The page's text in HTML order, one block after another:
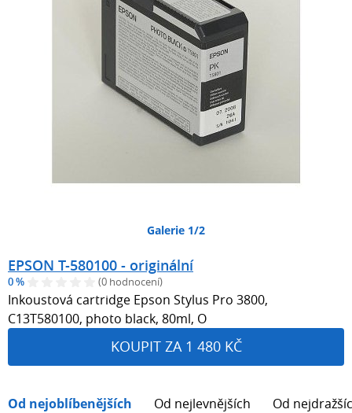
Galerie 1/2
EPSON T-580100 - originální
0 % (0 hodnocení)
Inkoustová cartridge Epson Stylus Pro 3800,
C13T580100, photo black, 80ml, O
KOUPIT ZA 1 480 KČ
Od nejoblíbenějších Od nejlevnějších Od